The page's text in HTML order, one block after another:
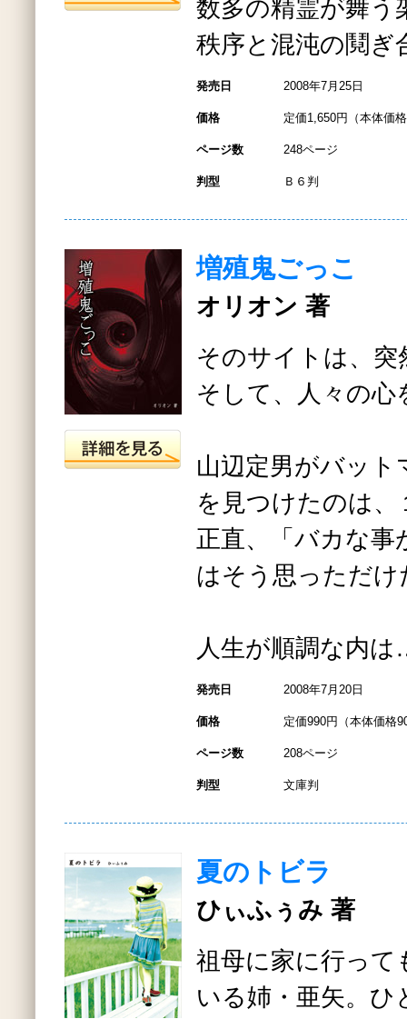
数多の精霊が舞う
秩序と混沌の鬩ぎ
発売日 2008年7月25日
価格 定価1,650円（本体価
ページ数 248ページ
判型 Ｂ６判
増殖鬼ごっこ
オリオン 著
そのサイトは、
そして、人々の
山辺定男がバッ
を見つけたのは
正直、「バカな事
はそう思っただけ
人生が順調な内
発売日 2008年7月20日
価格 定価990円（本体価格
ページ数 208ページ
判型 文庫判
夏のトビラ
ひぃふぅみ 著
祖母に家に行って
いる姉・亜矢。ひ